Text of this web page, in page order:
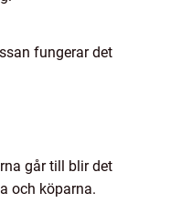
fungerar det
går till blir det
och köparna.